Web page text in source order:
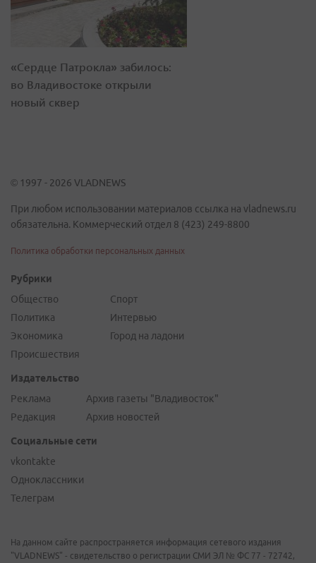
«Сердце Патрокла» забилось:
во Владивостоке открыли
новый сквер
© 1997 - 2026 VLADNEWS
При любом использовании материалов ссылка на vladnews.ru
обязательна. Коммерческий отдел 8 (423) 249-8800
Политика обработки персональных данных
Рубрики
Общество
Политика
Экономика
Происшествия
Спорт
Интервью
Город на ладони
Издательство
Реклама
Редакция
Архив газеты "Владивосток"
Архив новостей
Социальные сети
vkontakte
Одноклассники
Телеграм
На данном сайте распространяется информация сетевого издания
"VLADNEWS" - свидетельство о регистрации СМИ ЭЛ № ФС 77 - 72742,